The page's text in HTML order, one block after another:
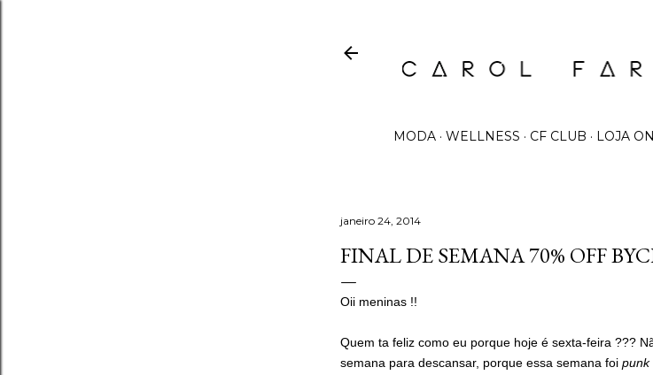
MODA WELLNESS CF CLUB LOJA
janeiro 24, 2014
FINAL DE SEMANA 70% OFF
Oii meninas !!
Quem ta feliz como eu porque hoje é sexta-feira ???
semana para descansar, porque essa semana foi punk